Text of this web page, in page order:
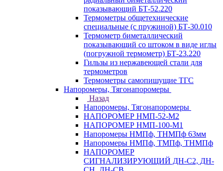
показывающий БТ-52.220
Термометры общетехнические
специальные (с пружиной) БТ-30.010
Термометр биметаллический
показывающий со штоком в виде иглы
(погружной термометр) БТ-23.220
Гильзы из нержавеющей стали для
термометров
Термометры самопишущие ТГС
Напоромеры, Тягонапоромеры
Назад
Напоромеры, Тягонапоромеры
НАПОРОМЕР НМП-52-М2
НАПОРОМЕР НМП-100-М1
Напоромеры НМПф, ТНМПф 63мм
Напоромеры НМПф, ТМПф, ТНМПф
НАПОРОМЕР
СИГНАЛИЗИРУЮЩИЙ ДН-С2, ДН-